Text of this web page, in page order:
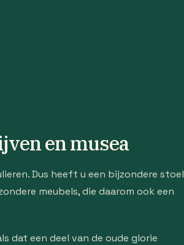
en musea
Dus heeft u een bijzondere stoel
meubels, die daarom ook een
dat een deel van de oude glorie